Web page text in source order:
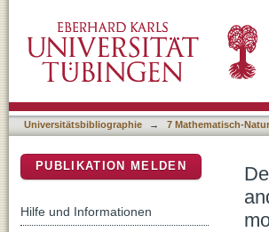
for retinal imaging based on
Universitätsbibliographie → 7 Mathematisch-
PUBLIKATION MELDEN
Hilfe und Informationen